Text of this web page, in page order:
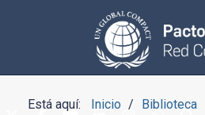
Está aquí: Inicio Biblioteca